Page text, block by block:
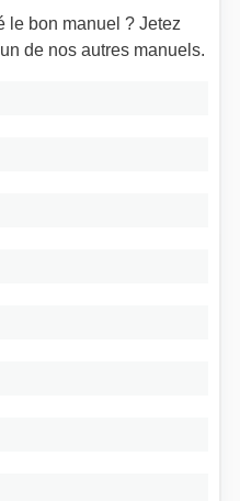
le bon manuel ? Jetez
de nos autres manuels.